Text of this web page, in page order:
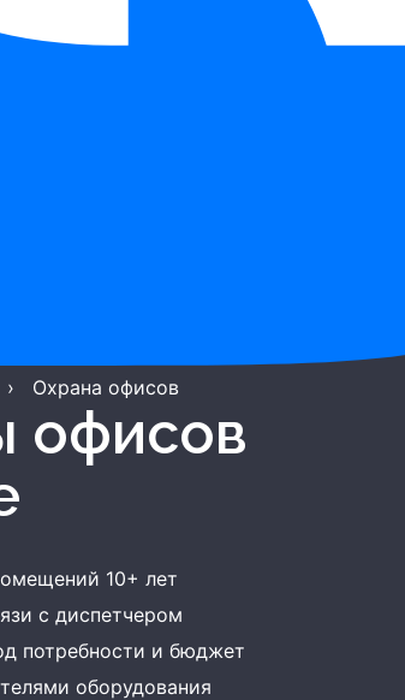
› Охрана офисов
офисов
10+ лет
с диспетчером
потребности и бюджет
оборудования